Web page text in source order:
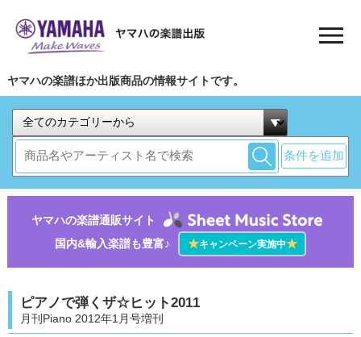
ヤマハの楽譜ほか出版商品の情報サイトです。
条件を追加
ヤマハの楽譜通販サイト
国内&輸入楽譜も豊富♪
★キャンペーン実施中★
ピアノで弾くザ☆ヒット2011
月刊Piano 2012年1月号増刊